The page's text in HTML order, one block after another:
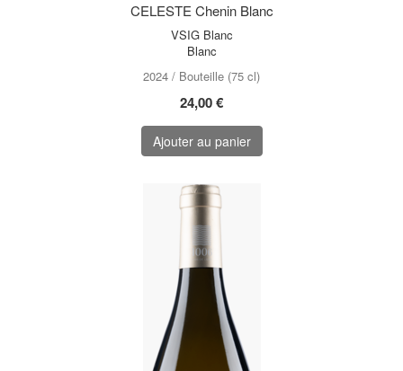
CELESTE Chenin Blanc
VSIG Blanc
Blanc
2024 / Bouteille (75 cl)
24,00 €
Ajouter au panier